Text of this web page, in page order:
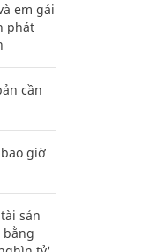
em gái
phát
cần
giờ
sản